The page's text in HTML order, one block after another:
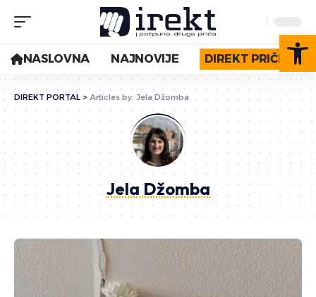
NASLOVNA NAJNOVIJE DIREKT PRIČE
DIREKT PORTAL > Articles by: Jela Džomba
Jela Džomba